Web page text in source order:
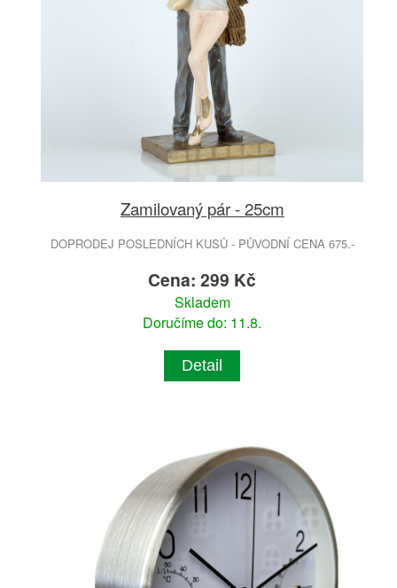
Zamilovaný pár - 25cm
DOPRODEJ POSLEDNÍCH KUSŮ - PŮVODNÍ CENA 675.-
Cena: 299 Kč
Skladem
Doručíme do: 11.8.
Detail